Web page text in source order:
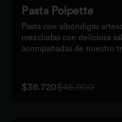
Pasta Polpette
Pasta con albóndigas
mezcladas con deliciosa
acompañadas de nuestro
$36.720$45.900